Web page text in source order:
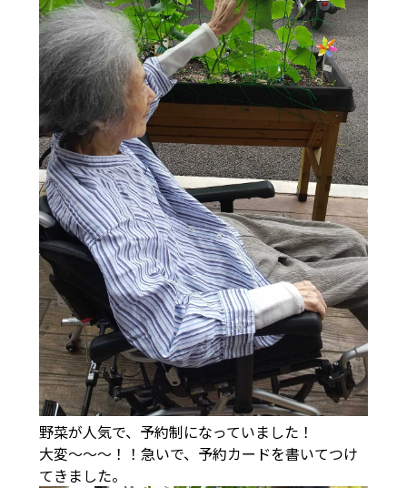
野菜が人気で、予約制になっていました！
大変～～～！！急いで、予約カードを書いてつけ
てきました。